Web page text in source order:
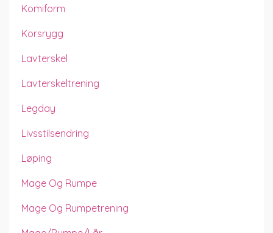
Komiform
Korsrygg
Lavterskel
Lavterskeltrening
Legday
Livsstilsendring
Løping
Mage Og Rumpe
Mage Og Rumpetrening